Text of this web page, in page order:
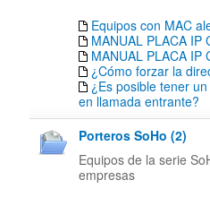
Equipos con MAC
MANUAL PLACA IP
MANUAL PLACA IP
¿Cómo forzar la
¿Es posible tener
en llamada entrante?
Porteros SoHo (2)
Equipos de la serie
empresas